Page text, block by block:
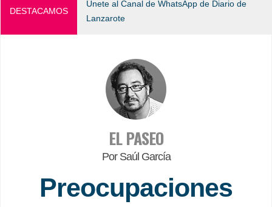
DESTACAMOS
Únete al Canal de WhatsApp de Diario de
Lanzarote
EL PASEO
Por Saúl García
Preocupaciones